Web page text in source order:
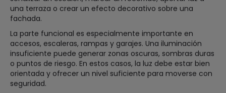
una terraza o crear un efecto decorativo sobre una
fachada.
La parte funcional es especialmente importante en
accesos, escaleras, rampas y garajes. Una iluminación
insuficiente puede generar zonas oscuras, sombras duras
o puntos de riesgo. En estos casos, la luz debe estar bien
orientada y ofrecer un nivel suficiente para moverse con
seguridad.